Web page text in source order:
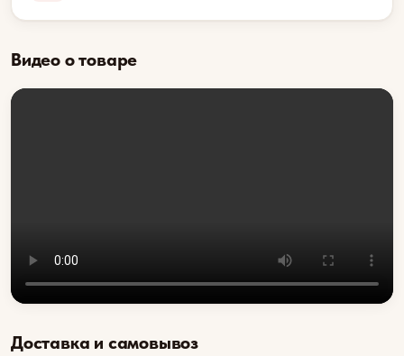
Видео о товаре
Доставка и самовывоз